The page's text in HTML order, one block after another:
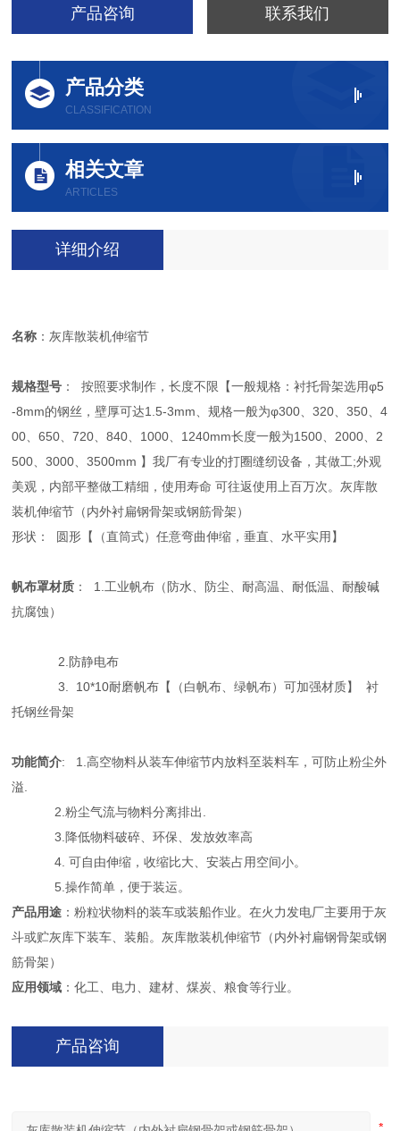
产品咨询 联系我们
产品分类
CLASSIFICATION
相关文章
ARTICLES
详细介绍
名称 ：灰库散装机伸缩节
规格型号 ： 按照要求制作，长度不限【一般规格：衬托骨架选用φ5
-8mm的钢丝，壁厚可达1.5-3mm、规格一般为φ300、320、350、4
00、650、720、840、1000、1240mm长度一般为1500、2000、2
500、3000、3500mm 】我厂有专业的打圈缝纫设备，其做工;外观
美观，内部平整做工精细，使用寿命 可往返使用上百万次。灰库散
装机伸缩节（内外衬扁钢骨架或钢筋骨架）
形状： 圆形【（直筒式）任意弯曲伸缩，垂直、水平实用】
帆布罩材质 ： 1.工业帆布（防水、防尘、耐高温、耐低温、耐酸碱
抗腐蚀）
2.防静电布
3. 10*10耐磨帆布【（白帆布、绿帆布）可加强材质】 衬
托钢丝骨架
功能简介: 1.高空物料从装车伸缩节内放料至装料车，可防止粉尘外
溢.
2.粉尘气流与物料分离排出.
3.降低物料破碎、环保、发放效率高
4. 可自由伸缩，收缩比大、安装占用空间小。
5.操作简单，便于装运。
产品用途 ：粉粒状物料的装车或装船作业。在火力发电厂主要用于灰
斗或贮灰库下装车、装船。灰库散装机伸缩节（内外衬扁钢骨架或钢
筋骨架）
应用领域 ：化工、电力、建材、煤炭、粮食等行业。
产品咨询